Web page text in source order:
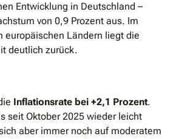
Entwicklung in Deutschland –
von 0,9 Prozent aus. Im
europäischen Ländern liegt die
deutlich zurück.
Inflationsrate bei +2,1 Prozent.
seit Oktober 2025 wieder leicht
aber immer noch auf moderatem